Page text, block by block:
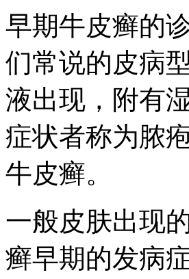
早期牛皮癣的
们常说的皮病
液出现，附有
症状者称为脓
牛皮癣。
一般皮肤出现
癣早期的发病